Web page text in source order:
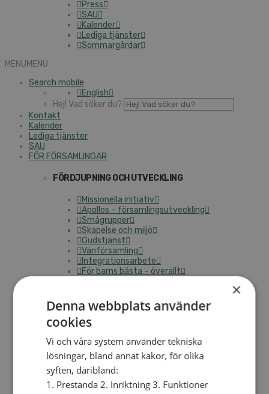
Press
SAU
Kalender
Lediga tjänster
Sommargårdar
MENUMENU
Search mobile
English
Hej! Vad söker du?
Kontakt
Kalender
Lediga tjänster
SAU
FÖR FÖRSAMLINGAR
FÖRDJUPNING OCH UTVECKLING
Missionella initiativ
Apollos – församlingsutveckling
Smågrupper
Skapelse och miljö
Gudstjänst
Vänförsamling
Integrationsarbete
För barns bästa – överallt
PRAKTISKT
Materialbank
Kyrkoavgiften
LOGGA IN
Dokumentbanken
×
Denna webbplats använder
cookies
Vi och våra system använder tekniska
lösningar, bland annat kakor, för olika
syften, däribland:
1. Prestanda 2. Inriktning 3. Funktioner